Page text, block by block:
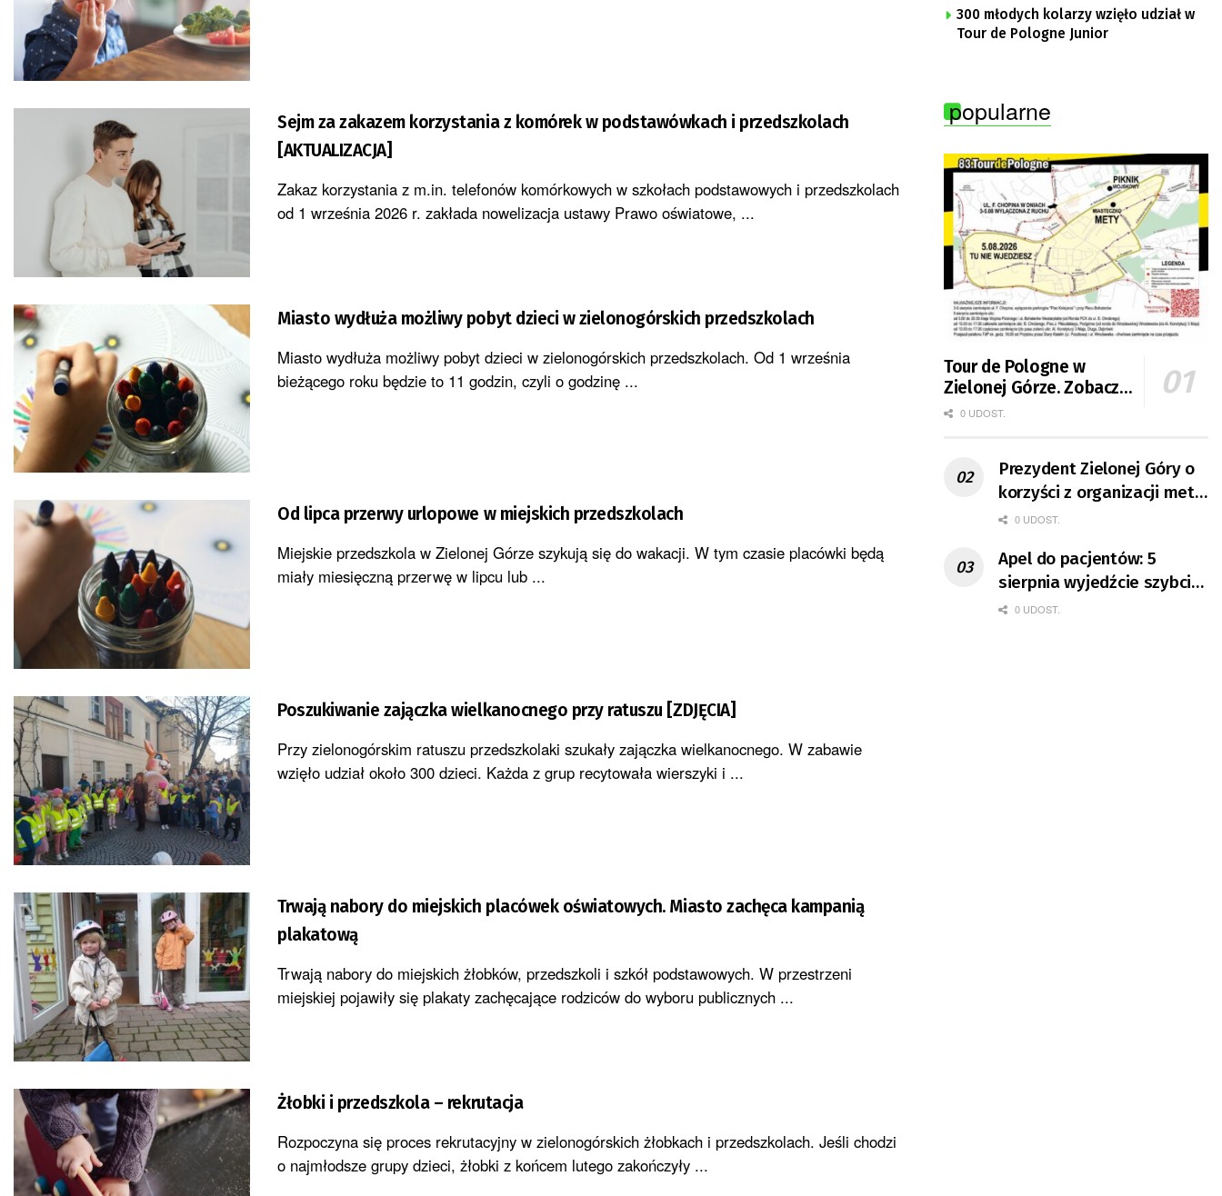
Sejm za zakazem korzystania z komórek w podstawówkach i przedszkolach
[AKTUALIZACJA]
Zakaz korzystania z m.in. telefonów komórkowych w szkołach podstawowych i przedszkolach
od 1 września 2026 r. zakłada nowelizacja ustawy Prawo oświatowe, ...
Miasto wydłuża możliwy pobyt dzieci w zielonogórskich przedszkolach
Miasto wydłuża możliwy pobyt dzieci w zielonogórskich przedszkolach. Od 1 września
bieżącego roku będzie to 11 godzin, czyli o godzinę ...
Od lipca przerwy urlopowe w miejskich przedszkolach
Miejskie przedszkola w Zielonej Górze szykują się do wakacji. W tym czasie placówki będą
miały miesięczną przerwę w lipcu lub ...
Poszukiwanie zajączka wielkanocnego przy ratuszu [ZDJĘCIA]
Przy zielonogórskim ratuszu przedszkolaki szukały zajączka wielkanocnego. W zabawie
wzięło udział około 300 dzieci. Każda z grup recytowała wierszyki i ...
Trwają nabory do miejskich placówek oświatowych. Miasto zachęca kampanią
plakatową
Trwają nabory do miejskich żłobków, przedszkoli i szkół podstawowych. W przestrzeni
miejskiej pojawiły się plakaty zachęcające rodziców do wyboru publicznych ...
Żłobki i przedszkola – rekrutacja
Rozpoczyna się proces rekrutacyjny w zielonogórskich żłobkach i przedszkolach. Jeśli chodzi
o najmłodsze grupy dzieci, żłobki z końcem lutego zakończyły ...
300 młodych kolarzy wzięło udział w
Tour de Pologne Junior
popularne
Tour de Pologne w
Zielonej Górze. Zobacz
zmiany w organizacji
0 UDOST.
Prezydent Zielonej Góry o
korzyści z organizacji mety
Tour de Pologne
0 UDOST.
Apel do pacjentów: 5
sierpnia wyjedźcie szybciej
z domów
0 UDOST.